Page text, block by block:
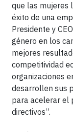
que las mujeres
éxito de una
Presidente y
género en los
mejores
competitividad
organizaciones
desarrollen sus
para acelerar el
directivos”.